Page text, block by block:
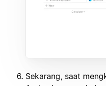
Sekarang, saat